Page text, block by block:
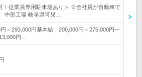
！従業員専用駐車場あり＞ ※全社員が自動車で
中部工場 岐阜県可児…
円～293,000円基本給：200,000円～275,000円一
円…